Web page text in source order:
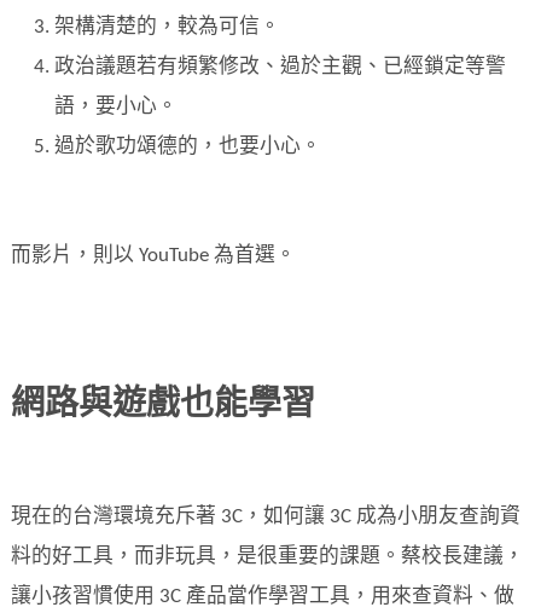
架構清楚的，較為可信。
政治議題若有頻繁修改、過於主觀、已經鎖定等警
語，要小心。
過於歌功頌德的，也要小心。
而影片，則以 YouTube 為首選。
網路與遊戲也能學習
現在的台灣環境充斥著 3C，如何讓 3C 成為小朋友查詢資
料的好工具，而非玩具，是很重要的課題。蔡校長建議，
讓小孩習慣使用 3C 產品當作學習工具，用來查資料、做